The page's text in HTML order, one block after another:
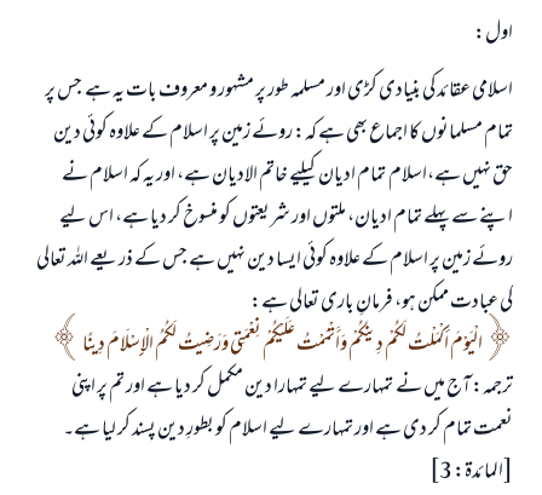
اول:
اسلامی عقائد کی بنیادی کڑی اور مسلمہ طور پر مشہور و معروف بات یہ ہے جس پر
تمام مسلمانوں کا اجماع بھی ہے کہ: روئے زمین پر اسلام کے علاوہ کوئی دین
حق نہیں ہے،اسلام تمام ادیان کیلیے خاتم الادیان ہے، اور یہ کہ اسلام نے
اپنے سے پہلے تمام ادیان، ملتوں اور شریعتوں کو منسوخ کر دیا ہے، اس لیے
روئے زمین پر اسلام کے علاوہ کوئی ایسا دین نہیں ہے جس کے ذریعے اللہ تعالی
کی عبادت ممکن ہو، فرمانِ باری تعالی ہے:
الْيَوْمَ أَكْمَلْتُ لَكُمْ دِينَكُمْ وَأَتْمَمْتُ عَلَيْكُمْ نِعْمَتِي وَرَضِيتُ لَكُمُ الْإِسْلَامَ دِينًا
ترجمہ: آج میں نے تمہارے لیے تمہارا دین مکمل کر دیا ہے اور تم پر اپنی
نعمت تمام کر دی ہے اور تمہارے لیے اسلام کو بطورِ دین پسند کر لیا ہے۔
[المائدة: 3]